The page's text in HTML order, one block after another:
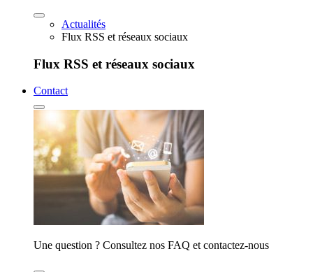
Actualités
Flux RSS et réseaux sociaux
Flux RSS et réseaux sociaux
Contact
Une question ? Consultez nos FAQ et contactez-nous